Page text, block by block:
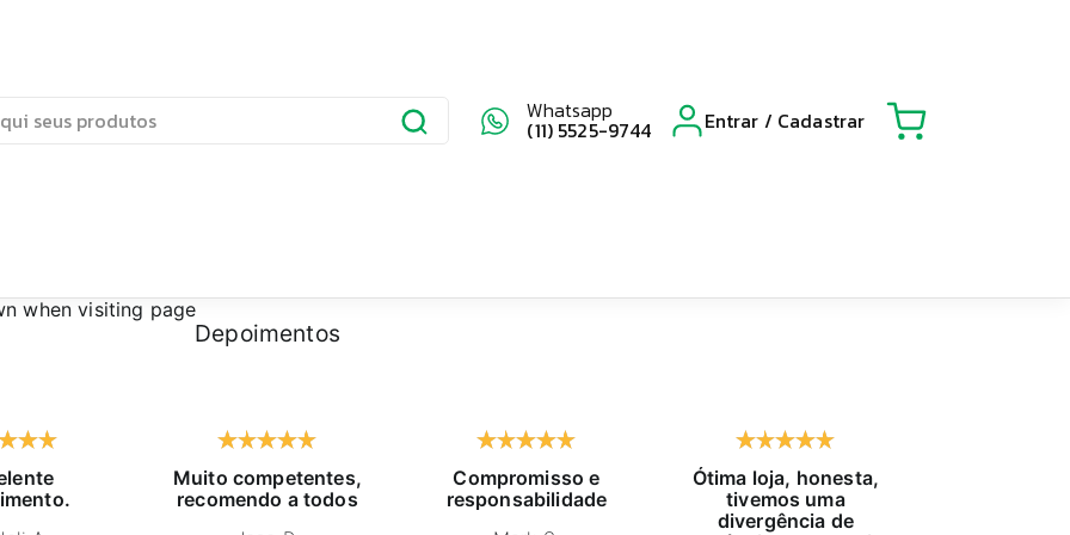
Whatsapp
(11) 5525-9744 Entrar / Cadastrar
when visiting page
Depoimentos
Muito competentes,
recomendo a todos
Compromisso e
responsabilidade
Ótima loja, honesta,
tivemos uma
divergência de